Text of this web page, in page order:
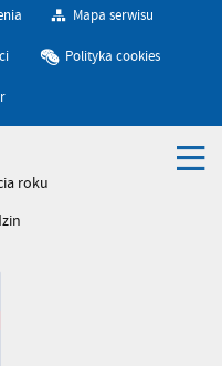
Mapa serwisu
Polityka cookies
roku